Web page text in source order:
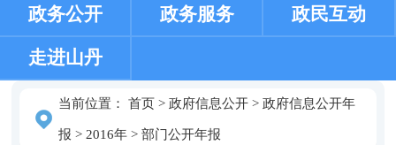
政务公开 政务服务 政民互动
走进山丹
当前位置： 首页> 政府信息公开> 政府信息公开年
报 > 2016年> 部门公开年报